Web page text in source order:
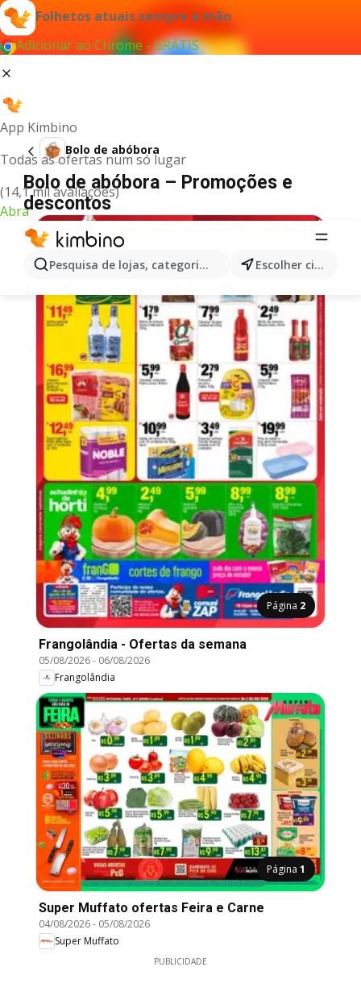
Folhetos atuais sempre à mão
Adicionar ao Chrome - GRÁTIS
App Kimbino
Todas as ofertas num só lugar
(14,1 mil avaliações)
Abra
Pesquisa de lojas, categorias,produtos... Escolher cidade
Bolo de abóbora
Bolo de abóbora – Promoções e
descontos
Página 2
Frangolândia - Ofertas da semana
05/08/2026- 06/08/2026
Frangolândia
Página 1
Super Muffato ofertas Feira e Carne
04/08/2026- 05/08/2026
Super Muffato
PUBLICIDADE